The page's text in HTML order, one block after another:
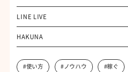
LINE LIVE
HAKUNA
#使い方 #ノウハウ #稼ぐ